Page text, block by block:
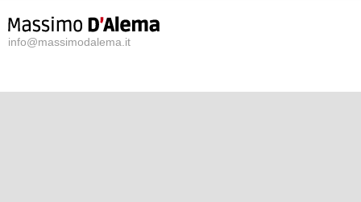
info@massimodalema.it